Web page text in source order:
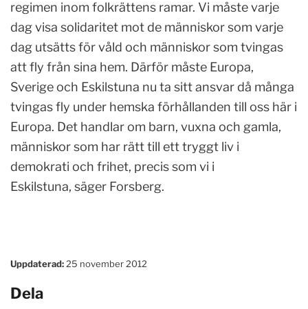
regimen inom folkrättens ramar. Vi måste varje
dag visa solidaritet mot de människor som varje
dag utsätts för våld och människor som tvingas
att fly från sina hem. Därför måste Europa,
Sverige och Eskilstuna nu ta sitt ansvar då många
tvingas fly under hemska förhållanden till oss här i
Europa. Det handlar om barn, vuxna och gamla,
människor som har rätt till ett tryggt liv i
demokrati och frihet, precis som vi i
Eskilstuna, säger Forsberg.
Uppdaterad: 25 november 2012
Dela